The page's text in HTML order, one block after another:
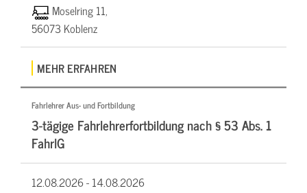
Moselring 11,
56073 Koblenz
MEHR ERFAHREN
Fahrlehrer Aus- und Fortbildung
3-tägige Fahrlehrerfortbildung nach § 53 Abs. 1
FahrlG
12.08.2026 -14.08.2026